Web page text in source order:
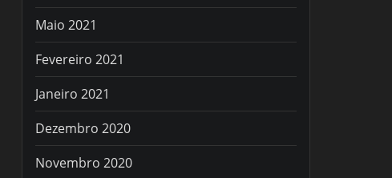
Maio 2021
Fevereiro 2021
Janeiro 2021
Dezembro 2020
Novembro 2020